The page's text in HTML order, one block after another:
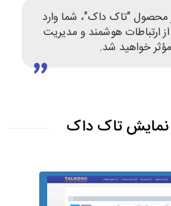
محصول "تاک­ داک"، شما وارد
ارتباطات هوشمند و مدیریت
مؤثر خواهید شد.
تاک داک